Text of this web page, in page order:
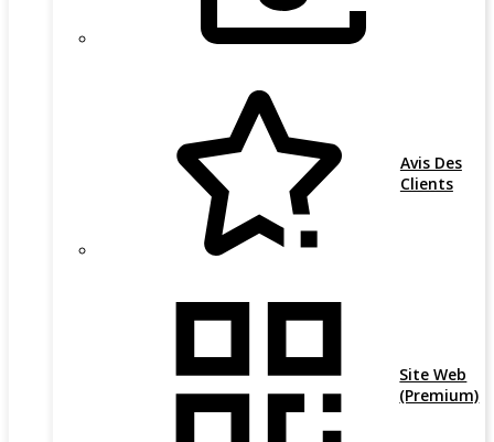
Avis Des
Clients
Site Web
(Premium)